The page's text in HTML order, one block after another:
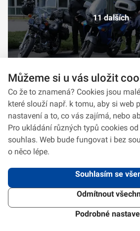
11 dalších
2026 © VeV-VA Vyškov • Informace jsou
Design Systém 4.6.3
Můžeme si u vás uložit
Co že to znamená? Cookies jsou
které slouží např. k tomu, aby si web
nastavení a to, co vás zajímá, nebo
Pro ukládání různých typů cookies
souhlas. Web bude fungovat i bez
o něco lépe.
Souhlasím se
Odmítnout
Podrobné